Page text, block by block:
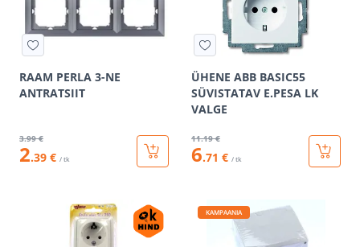
RAAM PERLA 3-NE
ANTRATSIIT
3.99 €
2.39 € / tk
ÜHENE ABB BASIC55
SÜVISTATAV E.PESA LK
VALGE
11.19 €
6.71 € / tk
KAMPAANIA